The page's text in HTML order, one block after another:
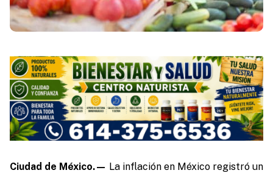
Ciudad de México.— La inflación en México registró un